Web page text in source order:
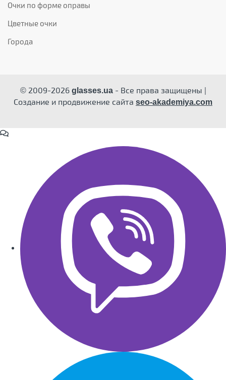
Очки по форме оправы
Цветные очки
Города
© 2009-2026glasses.ua- Все права защищены |
Создание и продвижение сайта seo-akademiya.com